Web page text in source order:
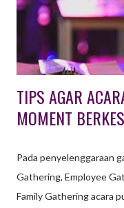
TIPS AGAR
MOMENT
Pada penyelenggaraan
Gathering, Employee
Family Gathering acara